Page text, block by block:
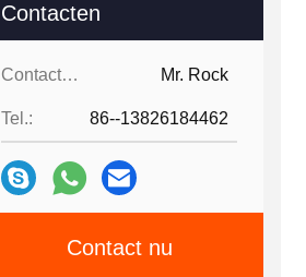
Contacten
Contacten: Mr. Rock
Tel.: 86--13826184462
Contact nu